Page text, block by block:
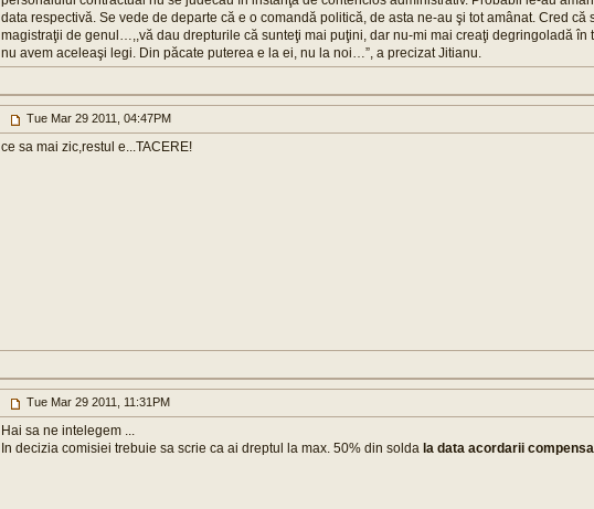
data respectivă. Se vede de departe că e o comandă politică, de asta ne-au şi tot amânat. Cred că
magistraţii de genul…,,vă dau drepturile că sunteţi mai puţini, dar nu-mi mai creaţi degringoladă în
nu avem aceleaşi legi. Din păcate puterea e la ei, nu la noi…”, a precizat Jitianu.
Tue Mar 29 2011, 04:47PM
ce sa mai zic,restul e...TACERE!
Tue Mar 29 2011, 11:31PM
Hai sa ne intelegem ...
In decizia comisiei trebuie sa scrie ca ai dreptul la max. 50% din solda la data acordarii